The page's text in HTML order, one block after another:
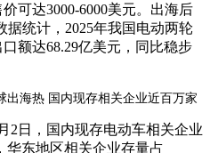
可达3000-6000美元。出海后
据统计，2025年我国电动两轮
额达68.29亿美元，同比稳步
2日，国内现存电动车相关企业
华东地区相关企业存量占